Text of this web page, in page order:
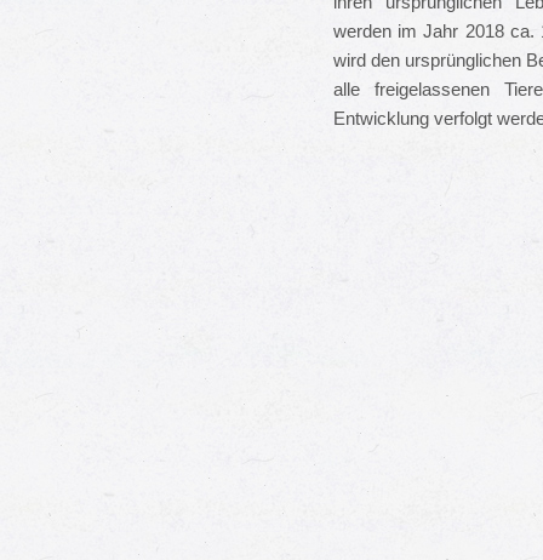
werden im Jahr 2018 ca.
wird den ursprünglichen
alle freigelassenen
Entwicklung verfolgt